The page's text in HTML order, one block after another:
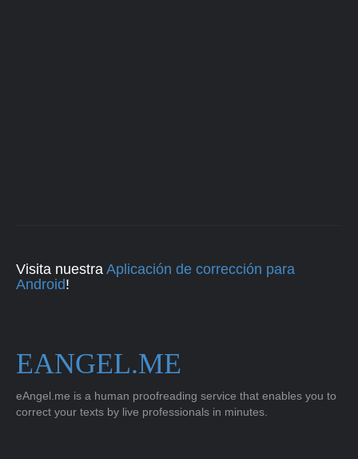
Visita nuestra Aplicación de corrección para
Android!
EANGEL.ME
eAngel.me is a human proofreading service that enables you to
correct your texts by live professionals in minutes.